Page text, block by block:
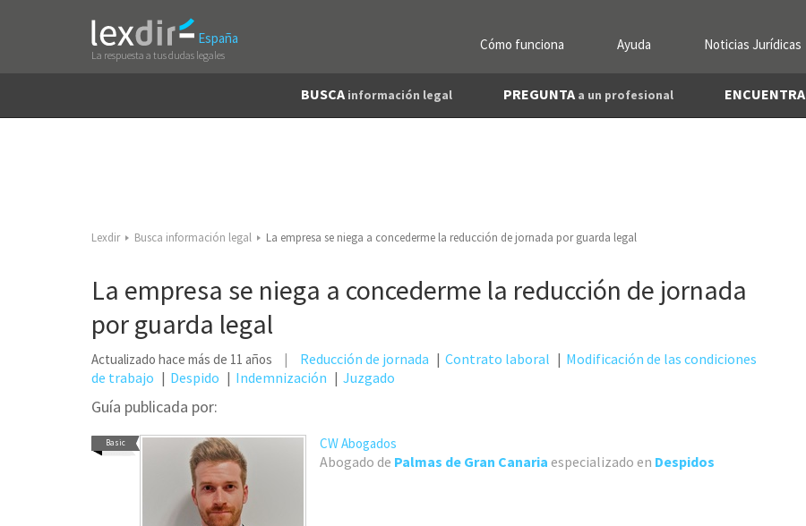
España
La respuesta a tus dudas legales
Cómo funciona Ayuda Noticias Jurídicas
BUSCA información legal PREGUNTA a un profesional ENCUENTRA
Lexdir Busca información legal La empresa se niega a concederme la reducción de jornada por guarda legal
La empresa se niega a concederme la reducción de jornada
por guarda legal
Actualizado hace más de 11 años Reducción de jornada Contrato laboral
Modificación de las condiciones
de trabajo
Despido Indemnización Juzgado
Guía publicada por:
Basic CW Abogados
Abogado de Palmas de Gran Canaria especializado en Despidos